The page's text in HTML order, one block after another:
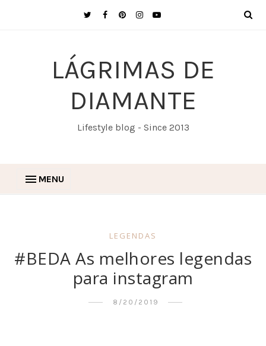
LÁGRIMAS DE
DIAMANTE
Lifestyle blog - Since 2013
MENU
LEGENDAS
#BEDA As melhores legendas
para instagram
8/20/2019